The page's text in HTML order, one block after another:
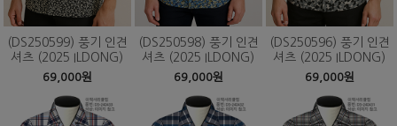
(DS250599) 풍기 인견
셔츠 (2025 ILDONG)
69,000원
(DS250598) 풍기 인견
셔츠 (2025 ILDONG)
69,000원
(DS250596) 풍기 인견
셔츠 (2025 ILDONG)
69,000원